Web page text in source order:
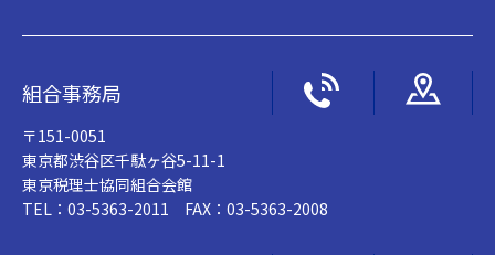
組合事務局
〒151-0051
東京都渋谷区千駄ヶ谷5-11-1
東京税理士協同組合会館
TEL：03-5363-2011 FAX：03-5363-2008